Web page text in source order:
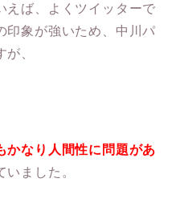
えば、よくツイッターで
印象が強いため、中川パ
、
かなり人間性に問題があ
ました。